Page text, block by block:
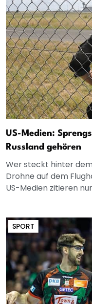
US-Medien:
Russland gehören
Wer steckt hinter
Drohne auf dem
US-Medien zitieren
SPORT